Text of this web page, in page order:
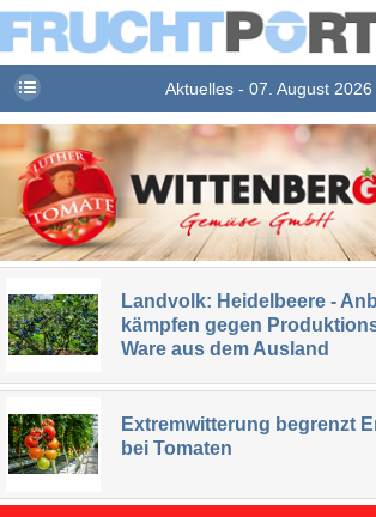
Aktuelles - 07. August 2026
Landvolk: Heidelbeere -
kämpfen gegen
Ware aus dem Ausland
Extremwitterung begrenzt
bei Tomaten